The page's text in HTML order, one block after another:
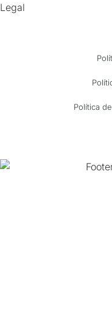
Legal
Política